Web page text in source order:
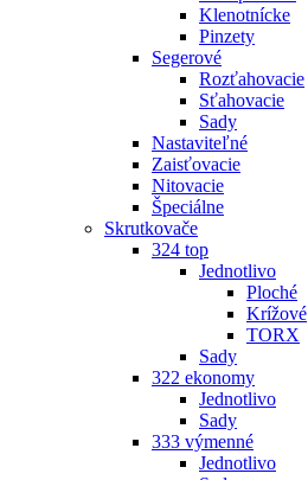
Klenotnícke
Pinzety
Segerové
Rozťahovacie
Sťahovacie
Sady
Nastaviteľné
Zaisťovacie
Nitovacie
Špeciálne
Skrutkovače
324 top
Jednotlivo
Ploché
Krížové
TORX
Sady
322 ekonomy
Jednotlivo
Sady
333 výmenné
Jednotlivo